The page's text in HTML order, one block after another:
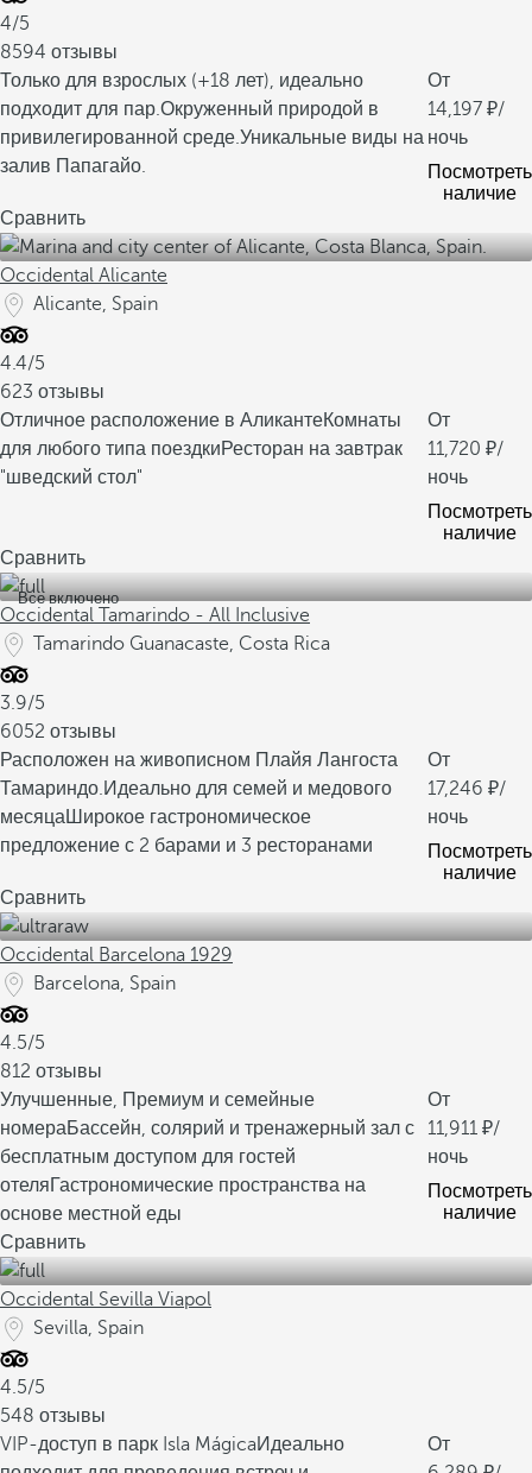
4/5
8594 отзывы
Только для взрослых (+18 лет), идеально
подходит для пар.Окруженный природой в
привилегированной среде.Уникальные виды на
залив Папагайо.
От
14,197
/
ночь
Посмотреть
наличие
Сравнить
Occidental Alicante
Alicante, Spain
4.4/5
623 отзывы
Отличное расположение в АликантеКомнаты
для любого типа поездкиРесторан на завтрак
"шведский стол"
От
11,720
/
ночь
Посмотреть
наличие
Сравнить
Все включено
Occidental Tamarindo - All Inclusive
Tamarindo Guanacaste, Costa Rica
3.9/5
6052 отзывы
Расположен на живописном Плайя Лангоста
Тамариндо.Идеально для семей и медового
месяцаШирокое гастрономическое
предложение с 2 барами и 3 ресторанами
От
17,246
/
ночь
Посмотреть
наличие
Сравнить
Occidental Barcelona 1929
Barcelona, Spain
4.5/5
812 отзывы
Улучшенные, Премиум и семейные
номераБассейн, солярий и тренажерный зал с
бесплатным доступом для гостей
отеляГастрономические пространства на
основе местной еды
От
11,911
/
ночь
Посмотреть
наличие
Сравнить
Occidental Sevilla Viapol
Sevilla, Spain
4.5/5
548 отзывы
VIP-доступ в парк Isla MágicaИдеально
От